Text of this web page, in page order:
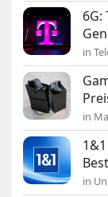
in
in
in